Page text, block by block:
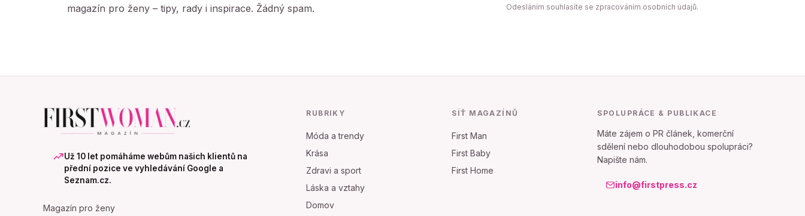
magazín pro ženy – tipy, rady i inspirace. Žádný spam.
Odesláním souhlasíte se zpracováním osobních údajů.
Už 10 let pomáháme webům našich klientů na
přední pozice ve vyhledávání Google a
Seznam.cz.
Magazín pro ženy
RUBRIKY
Móda a trendy
Krása
Zdravi a sport
Láska a vztahy
Domov
SÍŤ MAGAZÍNŮ
First Man
First Baby
First Home
SPOLUPRÁCE & PUBLIKACE
Máte zájem o PR článek, komerční
sdělení nebo dlouhodobou spolupráci?
Napište nám.
info@firstpress.cz